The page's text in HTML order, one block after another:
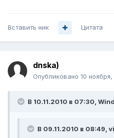
Вставить ник Цитата
dnska)
Опубликовано 10 ноября,
В 10.11.2010 в 07:30,
В 09.11.2010 в 08:49,